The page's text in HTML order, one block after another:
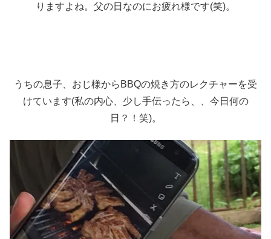
りますよね。父の日なのにお疲れ様です(笑)。
うちの息子、おじ様からBBQの焼き方のレクチャーを受
けています(私の内心、少し手伝ったら、、今日何の
日？！笑)。